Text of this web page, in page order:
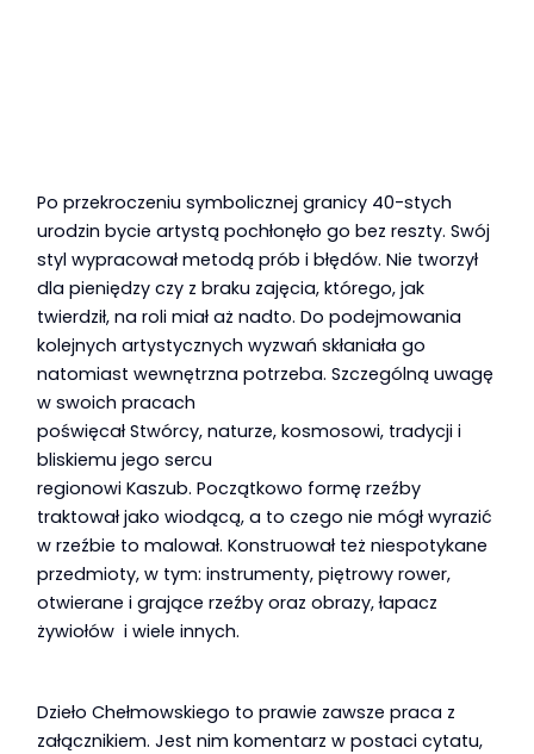
Po przekroczeniu symbolicznej granicy 40-stych
urodzin bycie artystą pochłonęło go bez reszty. Swój
styl wypracował metodą prób i błędów. Nie tworzył
dla pieniędzy czy z braku zajęcia, którego, jak
twierdził, na roli miał aż nadto. Do podejmowania
kolejnych artystycznych wyzwań skłaniała go
natomiast wewnętrzna potrzeba. Szczególną uwagę
w swoich pracach
poświęcał Stwórcy, naturze, kosmosowi, tradycji i
bliskiemu jego sercu
regionowi Kaszub. Początkowo formę rzeźby
traktował jako wiodącą, a to czego nie mógł wyrazić
w rzeźbie to malował. Konstruował też niespotykane
przedmioty, w tym: instrumenty, piętrowy rower,
otwierane i grające rzeźby oraz obrazy, łapacz
żywiołów i wiele innych.
Dzieło Chełmowskiego to prawie zawsze praca z
załącznikiem. Jest nim komentarz w postaci cytatu,